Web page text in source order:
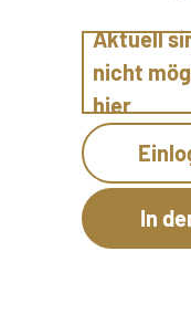
Aktuell
nicht
hier